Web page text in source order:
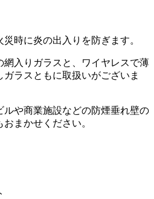
時に炎の出入りを防ぎます。
網入りガラスと、ワイヤレスで薄
ガラスともに取扱いがございま
ルや商業施設などの防煙垂れ壁の
まかせください。